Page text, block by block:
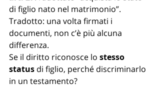
di figlio nato nel matrimonio”.
Tradotto: una volta firmati i
documenti, non c’è più alcuna
differenza.
Se il diritto riconosce lo stesso
status di figlio, perché discriminarlo
in un testamento?